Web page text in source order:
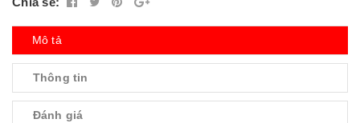
Mô tả
Thông tin
Đánh giá